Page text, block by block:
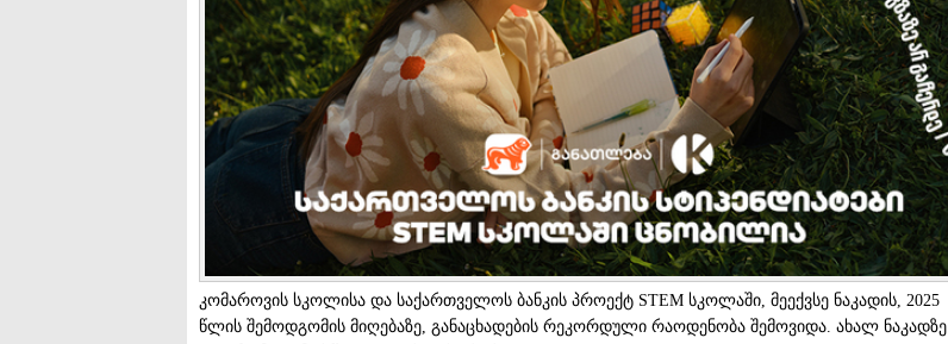
კომაროვის სკოლისა და საქართველოს ბანკის პროექტ STEM სკოლაში, მეექვსე ნაკადის, 2025
წლის შემოდგომის მიღებაზე, განაცხადების რეკორდული რაოდენობა შემოვიდა. ახალ ნაკადზე